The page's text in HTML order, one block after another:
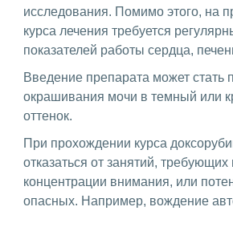
исследования. Помимо этого, на
курса лечения требуется
показателей работы сердца,
Введение препарата может стать
окрашивания мочи в темный или
оттенок.
При прохождении курса
отказаться от занятий, требующих
концентрации внимания, или
опасных. Например, вождение